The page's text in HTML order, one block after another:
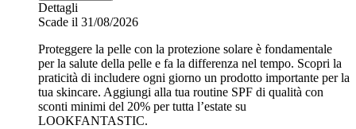
Dettagli
Scade il 31/08/2026
Proteggere la pelle con la protezione solare è fondamentale
per la salute della pelle e fa la differenza nel tempo. Scopri la
praticità di includere ogni giorno un prodotto importante per la
tua skincare. Aggiungi alla tua routine SPF di qualità con
sconti minimi del 20% per tutta l’estate su
LOOKFANTASTIC.